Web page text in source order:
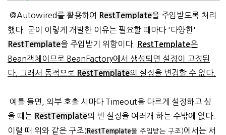
@Autowired를 활용하여 RestTemplate을 주입받도록 처리
했다. 굳이 이렇게 개발한 이유는 필요할 때마다 '다양한'
RestTemplate을 주입받기 위함이다. RestTemplate은
Bean객체이므로 BeanFactory에서 생성되면 설정이 고정된
다. 그래서 동적으로 RestTemplate의 설정을 변경할 수 없다.
예를 들면, 외부 호출 시마다 Timeout을 다르게 설정하고 싶
을 때는 RestTemplate의 빈 설정을 여러개 하는 수밖에 없다.
이럴 때 위와 같은 구조 ( RestTemplate을 주입받는 구조)에서는 서